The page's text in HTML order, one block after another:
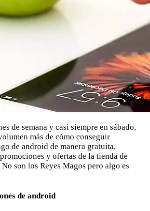
de semana y casi siempre en sábado,
más de cómo conseguir
de android de manera gratuita,
y ofertas de la tienda de
son los Reyes Magos pero algo es
de android